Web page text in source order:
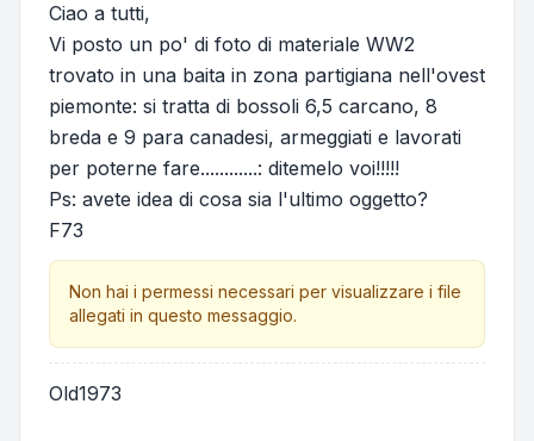
Ciao a tutti,
Vi posto un po' di foto di materiale WW2
trovato in una baita in zona partigiana nell'ovest
piemonte: si tratta di bossoli 6,5 carcano, 8
breda e 9 para canadesi, armeggiati e lavorati
per poterne fare............: ditemelo voi!!!!!
Ps: avete idea di cosa sia l'ultimo oggetto?
F73
Non hai i permessi necessari per visualizzare i file
allegati in questo messaggio.
Old1973